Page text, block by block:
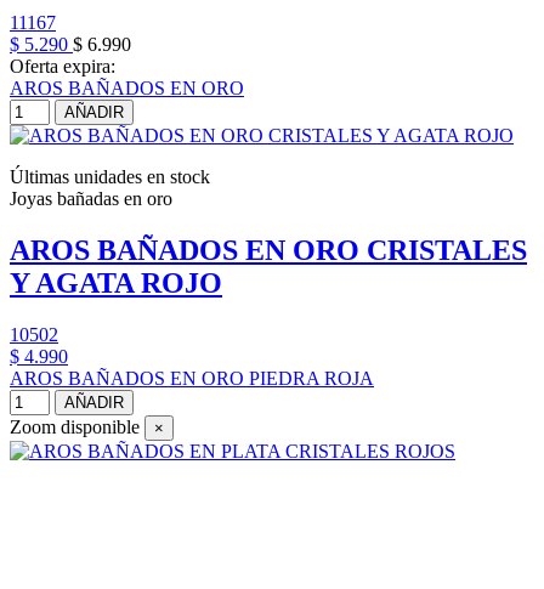
11167
$ 5.290 $ 6.990
Oferta expira:
AROS BAÑADOS EN ORO
AÑADIR
Últimas unidades en stock
Joyas bañadas en oro
AROS BAÑADOS EN ORO CRISTALES
Y AGATA ROJO
10502
$ 4.990
AROS BAÑADOS EN ORO PIEDRA ROJA
AÑADIR
Zoom disponible ×